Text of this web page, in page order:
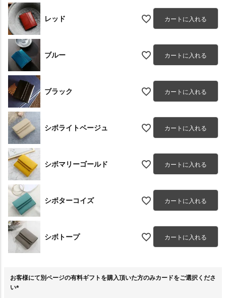
レッド カートに入れる
ブルー カートに入れる
ブラック カートに入れる
シボライトベージュ カートに入れる
シボマリーゴールド カートに入れる
シボターコイズ カートに入れる
シボトープ カートに入れる
お客様にて別ページの有料ギフトを購入頂いた方のみカードをご選択くださ
い